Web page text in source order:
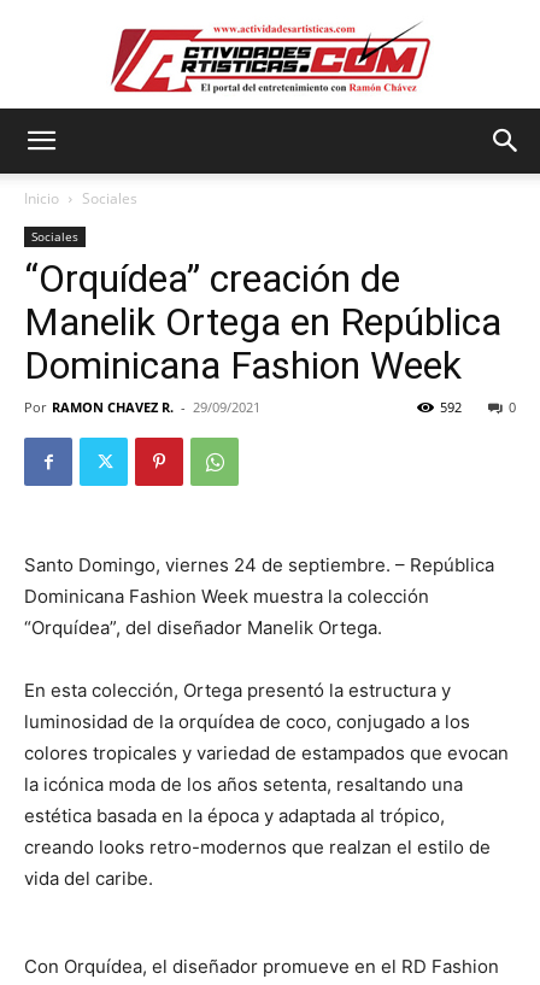
Inicio Sociales
Sociales
“Orquídea” creación de
Manelik Ortega en República
Dominicana Fashion Week
Por RAMON CHAVEZ R. - 29/09/2021 0
592
Santo Domingo, viernes 24 de septiembre. – República
Dominicana Fashion Week muestra la colección
“Orquídea”, del diseñador Manelik Ortega.
En esta colección, Ortega presentó la estructura y
luminosidad de la orquídea de coco, conjugado a los
colores tropicales y variedad de estampados que evocan
la icónica moda de los años setenta, resaltando una
estética basada en la época y adaptada al trópico,
creando looks retro-modernos que realzan el estilo de
vida del caribe.
Con Orquídea, el diseñador promueve en el RD Fashion